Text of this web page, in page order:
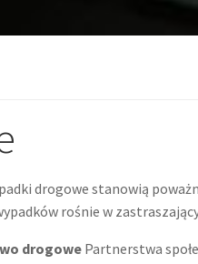
drogowe stanowią
rośnie w
drogowe Partnerstwa